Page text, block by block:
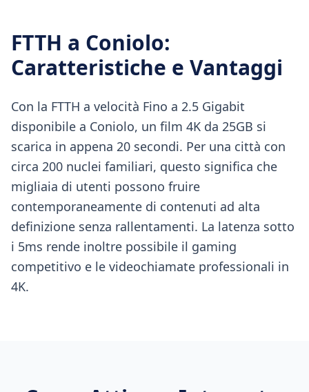
FTTH a Coniolo:
Caratteristiche e Vantaggi
Con la FTTH a velocità Fino a 2.5 Gigabit
disponibile a Coniolo, un film 4K da 25GB si
scarica in appena 20 secondi. Per una città con
circa 200 nuclei familiari, questo significa che
migliaia di utenti possono fruire
contemporaneamente di contenuti ad alta
definizione senza rallentamenti. La latenza sotto
i 5ms rende inoltre possibile il gaming
competitivo e le videochiamate professionali in
4K.